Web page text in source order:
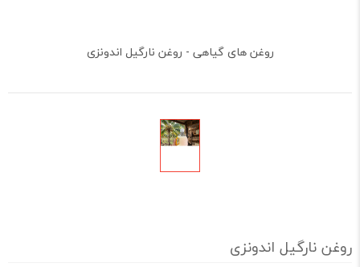
روغن های گیاهی - روغن نارگیل اندونزی
روغن نارگیل اندونزی